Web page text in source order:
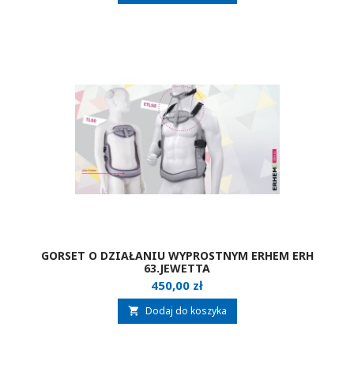
GORSET O DZIAŁANIU WYPROSTNYM ERHEM ERH
63.JEWETTA
Cena
450,00 zł
 Dodaj do koszyka